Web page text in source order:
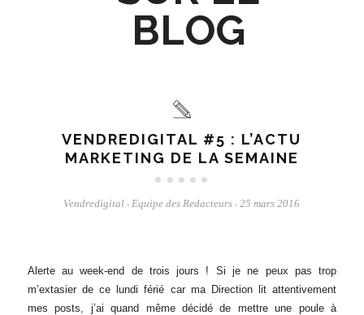
VENDREDIGITAL #5 : L’ACTU
MARKETING DE LA SEMAINE
Vendredigital - Equipe des Redacteurs - 25 mars 2016
Alerte au week-end de trois jours ! Si je ne peux pas trop
m’extasier de ce lundi férié car ma Direction lit attentivement
mes posts, j’ai quand même décidé de mettre une poule à